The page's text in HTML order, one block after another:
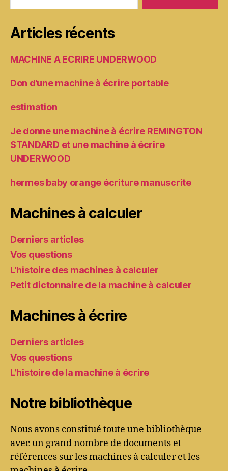
Articles récents
MACHINE A ECRIRE UNDERWOOD
Don d’une machine à écrire portable
estimation
Je donne une machine à écrire REMINGTON
STANDARD et une machine à écrire
UNDERWOOD
hermes baby orange écriture manuscrite
Machines à calculer
Derniers articles
Vos questions
L’histoire des machines à calculer
Petit dictonnaire de la machine à calculer
Machines à écrire
Derniers articles
Vos questions
L’histoire de la machine à écrire
Notre bibliothèque
Nous avons constitué toute une bibliothèque
avec un grand nombre de documents et
références sur les machines à calculer et les